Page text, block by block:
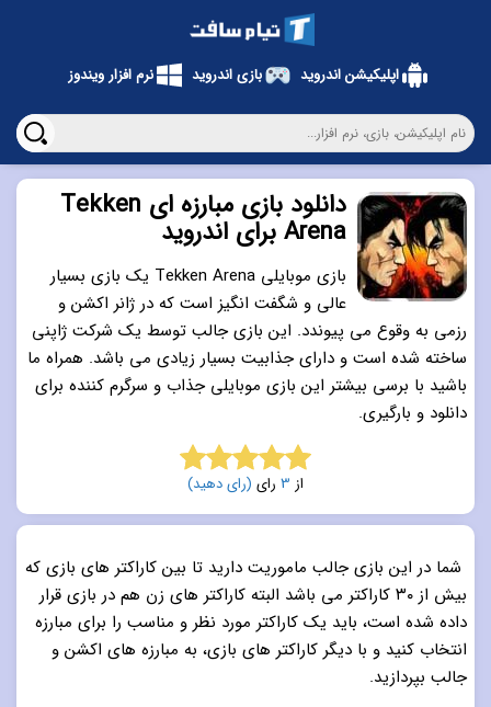
دانلود بازی مبارزه ای Tekken
Arena برای اندروید
بازی موبایلی Tekken Arena یک بازی بسیار
عالی و شگفت انگیز است که در ژانر اکشن و
رزمی به وقوع می پیوندد. این بازی جالب توسط یک شرکت ژاپنی
ساخته شده است و دارای جذابیت بسیار زیادی می باشد. همراه ما
باشید با برسی بیشتر این بازی موبایلی جذاب و سرگرم کننده برای
دانلود و بارگیری.
5.0 از 5 از 3 رای (رای دهید)
شما در این بازی جالب ماموریت دارید تا بین کاراکتر های بازی که
بیش از ۳۰ کاراکتر می باشد البته کاراکتر های زن هم در بازی قرار
داده شده است، باید یک کاراکتر مورد نظر و مناسب را برای مبارزه
انتخاب کنید و با دیگر کاراکتر های بازی، به مبارزه های اکشن و
جالب بپردازید.
اپلیکیشن اندروید بازی اندروید نرم افزار ویندوز